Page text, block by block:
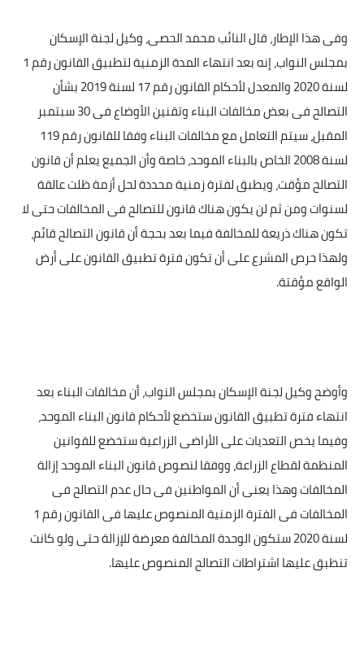
وفى هذا الإطار، قال النائب محمد الحصى، وكيل لجنة الإسكان
بمجلس النواب، إنه بعد انتهاء المدة الزمنية لتطبيق القانون رقم 1
لسنة 2020 والمعدل لأحكام القانون رقم 17 لسنة 2019 بشأن
التصالح فى بعض مخالفات البناء وتقنين الأوضاع فى 30 سبتمبر
المقبل، سيتم التعامل مع مخالفات البناء وفقا للقانون رقم 119
لسنة 2008 الخاص بالبناء الموحد، خاصة وأن الجميع يعلم أن قانون
التصالح مؤقت، ويطبق لفترة زمنية محددة لحل أزمة ظلت عالقة
لسنوات ومن ثم لن يكون هناك قانون للتصالح فى المخالفات حتى لا
تكون هناك ذريعة للمخالفة فيما بعد بحجة أن قانون التصالح قائم،
ولهذا حرص المشرع على أن تكون فترة تطبيق القانون على أرض
الواقع مؤقتة.
وأوضح وكيل لجنة الإسكان بمجلس النواب، أن مخالفات البناء بعد
انتهاء فترة تطبيق القانون ستخضع لأحكام قانون البناء الموحد،
وفيما يخص التعديات على الأراضى الزراعية ستخضع للقوانين
المنظمة لقطاع الزراعة، ووفقا لنصوص قانون البناء الموحد إزالة
المخالفات وهذا يعنى أن المواطنين فى حال عدم التصالح فى
المخالفات فى الفترة الزمنية المنصوص عليها فى القانون رقم 1
لسنة 2020 ستكون الوحدة المخالفة معرضة للإزالة حتى ولو كانت
تنطبق عليها اشتراطات التصالح المنصوص عليها.